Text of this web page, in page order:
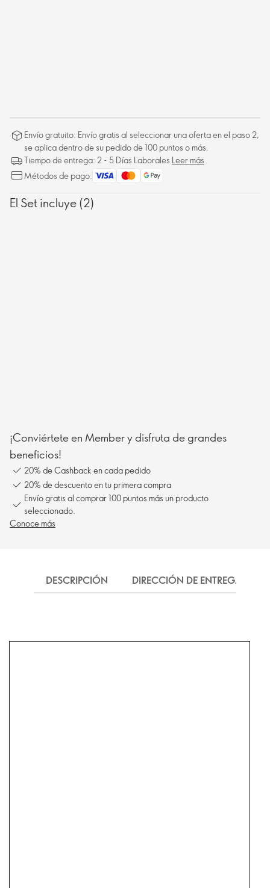
Envío gratuito: Envío gratis al seleccionar una oferta en el paso 2,
se aplica dentro de su pedido de 100 puntos o más.
Tiempo de entrega: 2 - 5 Días Laborales Leer más
Métodos de pago:
El Set incluye (2)
¡Conviértete en Member y disfruta de grandes
beneficios!
20% de Cashback en cada pedido
20% de descuento en tu primera compra
Envío gratis al comprar 100 puntos más un producto
seleccionado.
Conoce más
DESCRIPCIÓN DIRECCIÓN DE ENTREGA